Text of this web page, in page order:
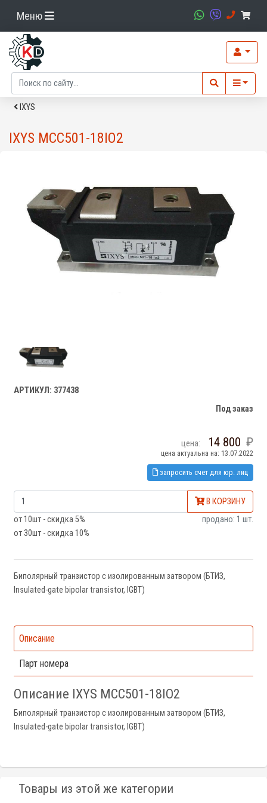
Меню
IXYS
IXYS MCC501-18IO2
АРТИКУЛ: 377438
Под заказ
цена: 14 800
цена актуальна на: 13.07.2022
запросить счет для юр. лиц
В КОРЗИНУ
от 10шт - скидка 5%
от 30шт - скидка 10%
продано: 1 шт.
Биполярный транзистор с изолированным затвором (БТИЗ,
Insulated-gate bipolar transistor, IGBT)
Описание
Парт номера
Описание IXYS MCC501-18IO2
Биполярный транзистор с изолированным затвором (БТИЗ,
Insulated-gate bipolar transistor, IGBT)
Товары из этой же категории